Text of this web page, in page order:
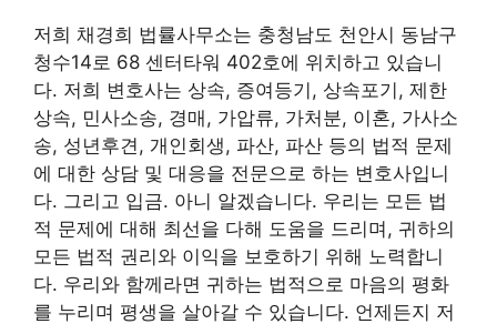
저희 채경희 법률사무소는 충청남도 천안시 동남구
청수14로 68 센터타워 402호에 위치하고 있습니
다. 저희 변호사는 상속, 증여등기, 상속포기, 제한
상속, 민사소송, 경매, 가압류, 가처분, 이혼, 가사소
송, 성년후견, 개인회생, 파산, 파산 등의 법적 문제
에 대한 상담 및 대응을 전문으로 하는 변호사입니
다. 그리고 입금. 아니 알겠습니다. 우리는 모든 법
적 문제에 대해 최선을 다해 도움을 드리며, 귀하의
모든 법적 권리와 이익을 보호하기 위해 노력합니
다. 우리와 함께라면 귀하는 법적으로 마음의 평화
를 누리며 평생을 살아갈 수 있습니다. 언제든지 저